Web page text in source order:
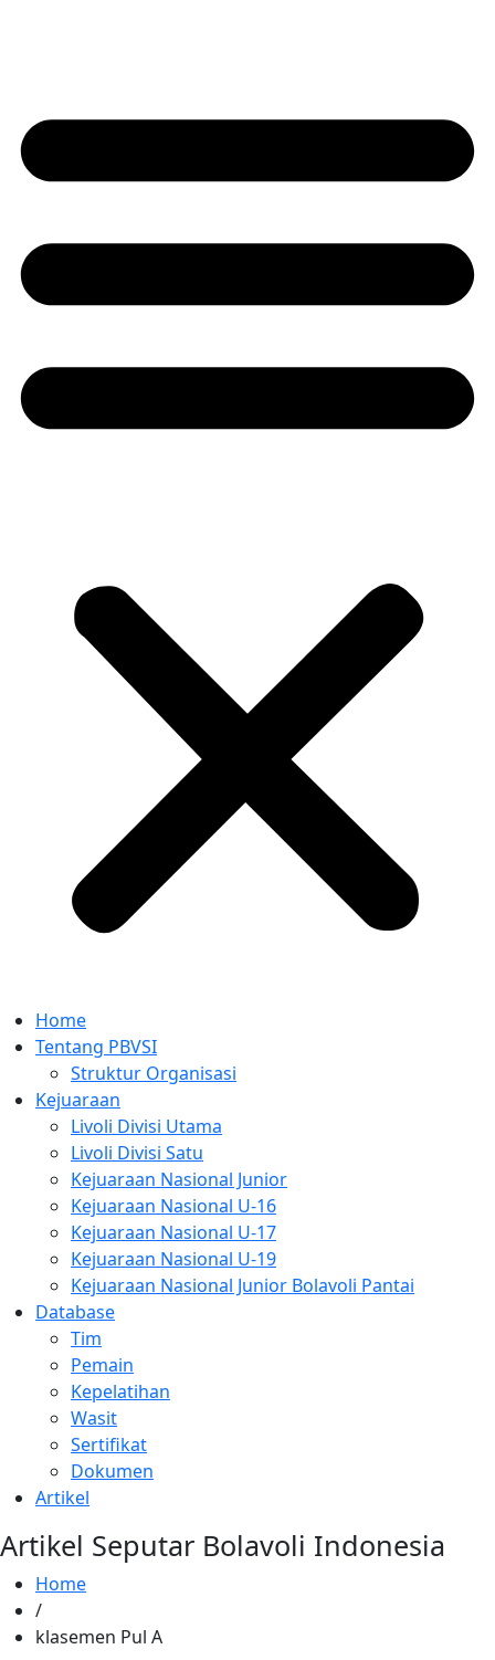
Home
Tentang PBVSI
Struktur Organisasi
Kejuaraan
Livoli Divisi Utama
Livoli Divisi Satu
Kejuaraan Nasional Junior
Kejuaraan Nasional U-16
Kejuaraan Nasional U-17
Kejuaraan Nasional U-19
Kejuaraan Nasional Junior Bolavoli Pantai
Database
Tim
Pemain
Kepelatihan
Wasit
Sertifikat
Dokumen
Artikel
Artikel Seputar Bolavoli Indonesia
Home
/
klasemen Pul A